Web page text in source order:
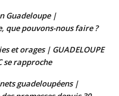
Guadeloupe |
que pouvons-nous faire ?
et orages | GUADELOUPE
se rapproche
guadeloupéens |